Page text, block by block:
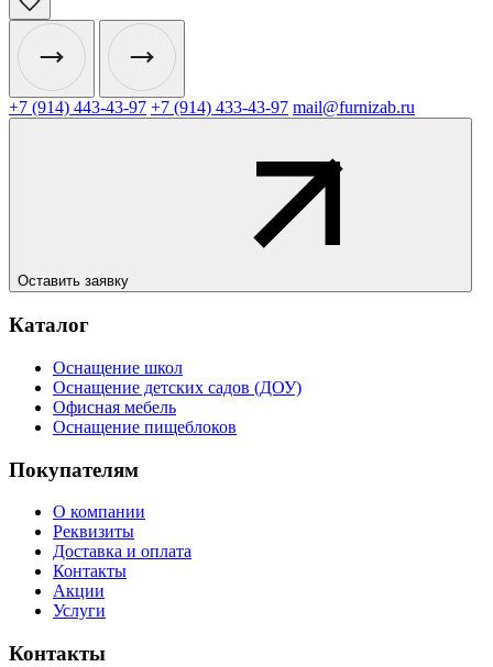
+7 (914) 443-43-97 +7 (914) 433-43-97 mail@furnizab.ru
Оставить заявку
Каталог
Оснащение школ
Оснащение детских садов (ДОУ)
Офисная мебель
Оснащение пищеблоков
Покупателям
О компании
Реквизиты
Доставка и оплата
Контакты
Акции
Услуги
Контакты